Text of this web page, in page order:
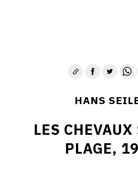
HANS
LES CHEVAUX
PLAGE,